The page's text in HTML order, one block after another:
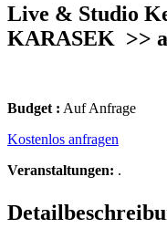
Live & Studio
KARASEK >>
Budget : Auf Anfrage
Kostenlos anfragen
Veranstaltungen: .